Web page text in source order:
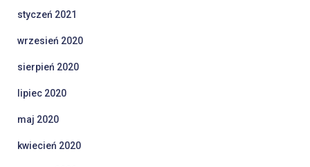
styczeń 2021
wrzesień 2020
sierpień 2020
lipiec 2020
maj 2020
kwiecień 2020